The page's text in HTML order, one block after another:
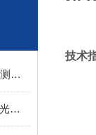
巨为仪器股份对人工老化与自然老化测试的阐述
UVA-340紫外线灯管和UVB-313紫外光加速老化灯管选择
技术